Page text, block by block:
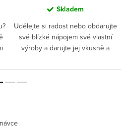
Skladem
Udělejte si radost nebo obdarujte
své blízké nápojem své vlastní
výroby a darujte jej vkusně a
skvěle doladí váš hudební...